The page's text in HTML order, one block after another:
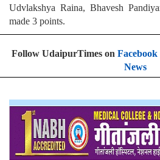
Udvlakshya Raina, Bhavesh
made 3 points.
Follow UdaipurTimes on Facebook
News